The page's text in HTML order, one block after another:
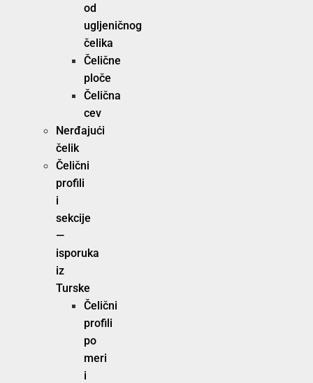
od
ugljeničnog
čelika
Čelične
ploče
Čelična
cev
Nerđajući
čelik
Čelični
profili
i
sekcije
—
isporuka
iz
Turske
Čelični
profili
po
meri
i